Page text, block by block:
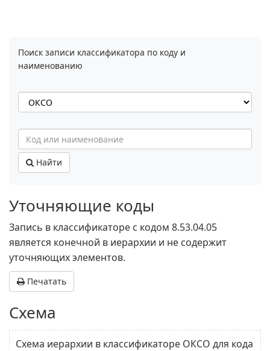
Поиск записи классификатора по коду и
наименованию
Найти
Уточняющие коды
Запись в классификаторе с кодом 8.53.04.05
является конечной в иерархии и не содержит
уточняющих элементов.
Печатать
Схема
Схема иерархии в классификаторе ОКСО для кода